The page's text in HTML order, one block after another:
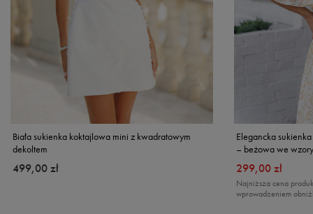
Biała sukienka koktajlowa mini z kwadratowym
dekoltem
499,00 zł
Elegancka
– beżowa we wzory
299,00 zł
Najniższa cena
wprowadzeniem